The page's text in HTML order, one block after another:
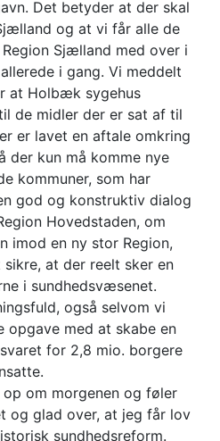
Det betyder at der skal
og at vi får alle de
Sjælland med over i
i gang. Vi meddelt
at Holbæk sygehus
de midler der er sat af til
er lavet en aftale omkring
der kun må komme nye
kommuner, som har
god og konstruktiv dialog
Hovedstaden, om
imod en ny stor Region,
at der reelt sker en
i sundhedsvæsenet.
også selvom vi
med at skabe en
for 2,8 mio. borgere
om morgenen og føler
og glad over, at jeg får lov
sundhedsreform.